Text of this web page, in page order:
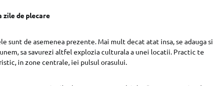
zile de plecare
sunt de asemenea prezente. Mai mult decat atat insa, se adauga si
sa savurezi altfel explozia culturala a unei locatii. Practic te
in zone centrale, iei pulsul orasului.